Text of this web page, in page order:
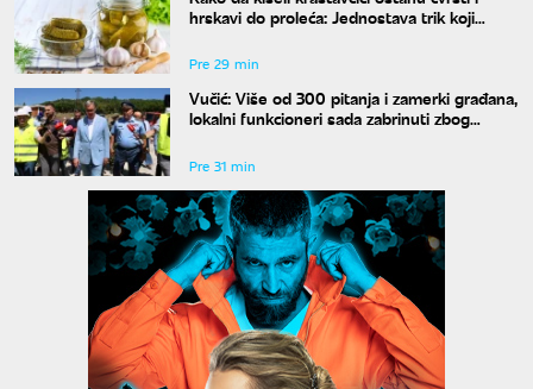
hrskavi do proleća: Jednostava trik koji
Pre 29 min
Vučić: Više od 300 pitanja i zamerki građana,
lokalni funkcioneri sada zabrinuti zbog
Pre 31 min